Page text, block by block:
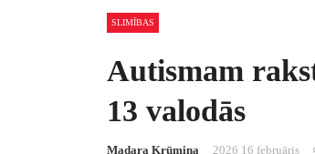
SLIMĪBAS
Autismam
13 valodās
Madara Krūmiņa 2026 16 februāris